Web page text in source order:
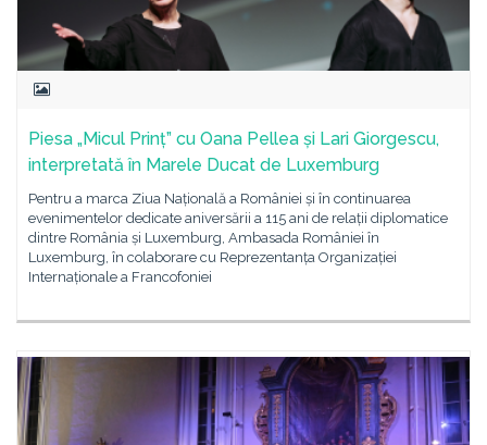
Piesa „Micul Prinț” cu Oana Pellea și Lari Giorgescu,
interpretată în Marele Ducat de Luxemburg
Pentru a marca Ziua Națională a României și în continuarea
evenimentelor dedicate aniversării a 115 ani de relații diplomatice
dintre România și Luxemburg, Ambasada României în
Luxemburg, în colaborare cu Reprezentanța Organizației
Internaționale a Francofoniei